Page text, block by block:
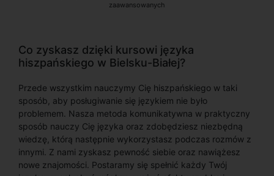
zaawansowanych
Co zyskasz dzięki kursowi języka
hiszpańskiego w Bielsku-Białej?
Przede wszystkim nauczymy Cię hiszpańskiego w taki
sposób, aby posługiwanie się językiem nie było
problemem. Nasza metoda komunikatywna w praktyczny
sposób nauczy Cię języka oraz zdobędziesz niezbędną
wiedzę, którą następnie wykorzystasz podczas rozmów z
innymi. Z nami zyskasz pewność siebie oraz nawiążesz
nowe znajomości. Postaramy się spełnić każdy Twój